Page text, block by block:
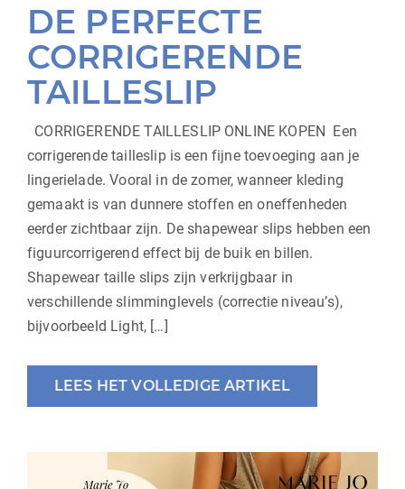
DE PERFECTE
CORRIGERENDE
TAILLESLIP
CORRIGERENDE TAILLESLIP ONLINE KOPEN Een
corrigerende tailleslip is een fijne toevoeging aan je
lingerielade. Vooral in de zomer, wanneer kleding
gemaakt is van dunnere stoffen en oneffenheden
eerder zichtbaar zijn. De shapewear slips hebben een
figuurcorrigerend effect bij de buik en billen.
Shapewear taille slips zijn verkrijgbaar in
verschillende slimminglevels (correctie niveau’s),
bijvoorbeeld Light, […]
LEES HET VOLLEDIGE ARTIKEL